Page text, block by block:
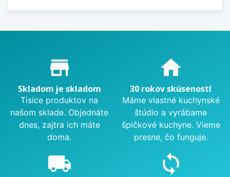
Proč nakupovat u nás?
store_mall_directory
Skladom je skladom
Tisíce produktov na
našom sklade. Objednáte
dnes, zajtra ich máte
doma.
home
30 rokov skúseností
Máme vlastné kuchynské
štúdio a vyrábame
špičkové kuchyne. Vieme
presne, čo funguje.
local_shipping sync